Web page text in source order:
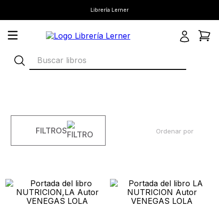
Librería Lerner
Buscar libros
FILTROS Ordenar por